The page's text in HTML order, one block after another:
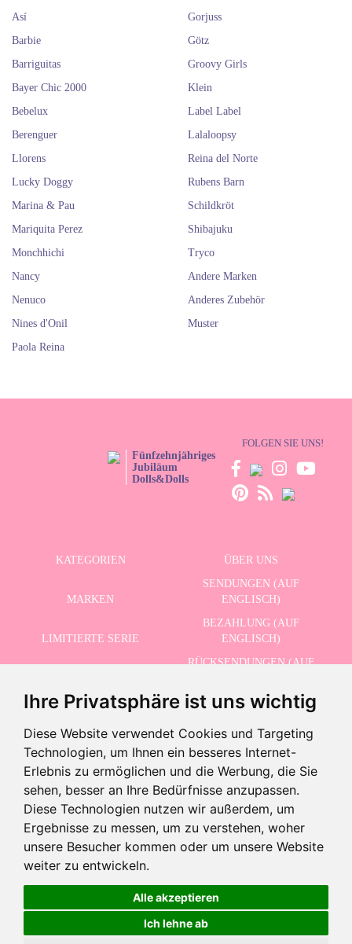
Ihre Privatsphäre ist uns wichtig
Diese Website verwendet Cookies und Targeting
Technologien, um Ihnen ein besseres Internet-
Erlebnis zu ermöglichen und die Werbung, die Sie
sehen, besser an Ihre Bedürfnisse anzupassen.
Diese Technologien nutzen wir außerdem, um
Ergebnisse zu messen, um zu verstehen, woher
unsere Besucher kommen oder um unsere Website
weiter zu entwickeln.
Alle akzeptieren
Ich lehne ab
Aus dem Verkauf genommenes Produkt
Dieses Produkt wurde abgekündigt, aber Sie können ähnliche
Produkte sehen, indem Sie die folgende Schaltfläche verwenden
Ähnliche Produkte sehen
Así
Barbie
Barriguitas
Bayer Chic 2000
Bebelux
Berenguer
Gorjuss
Götz
Groovy Girls
Klein
Label Label
Lalaloopsy
Llorens
Lucky Doggy
Marina & Pau
Mariquita Perez
Monchhichi
Nancy
Nenuco
Nines d'Onil
Paola Reina
Reina del Norte
Rubens Barn
Schildkröt
Shibajuku
Tryco
Andere Marken
Anderes Zubehör
Muster
Fünfzehnjähriges
Jubiläum
Dolls&Dolls
FOLGEN SIE UNS!
KATEGORIEN ÜBER UNS
MARKEN
SENDUNGEN (AUF
ENGLISCH)
LIMITIERTE SERIE
BEZAHLUNG (AUF
ENGLISCH)
RÜCKSENDUNGEN (AUF
SCHLUSSVERKAUF
KONTAKT
ERHALTEN SIE UNSERE NEUESTEN NACHRICHTEN AUF ENGLISCH
Ich akzeptiere die Datenschutzbestimmungen
©2026 Dolls And Dolls. Alle Rechte vorbehalten. Rechtliche Hinweise (auf Englisch)
Cookies-Richtlinie (auf Englisch)